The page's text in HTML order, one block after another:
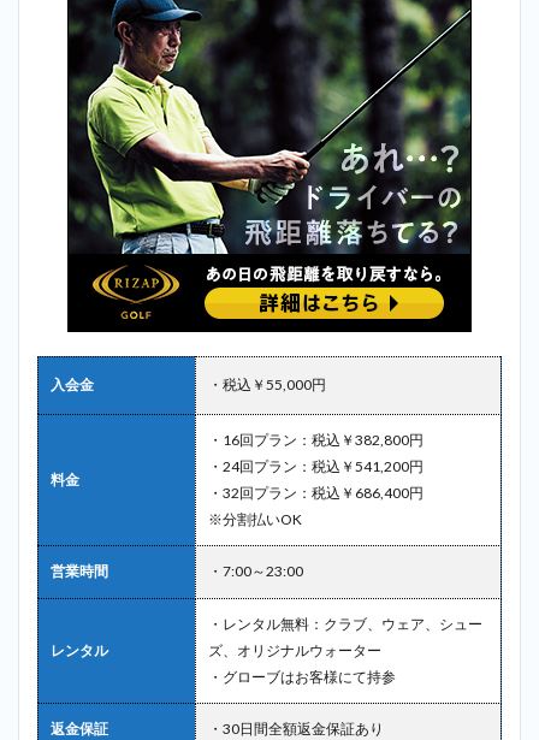
2.6
ップ
新馬
場
2.7
位：ゼン
ゴルフレ
ンジ
（ZEN
GOLF
RANGE）
＿新馬場
2.8
9位：
ゴル
フス
テー
ン新
宿＿
新馬
場
2.9
10
位：
ワイ
ズワ
入会金 ・税込￥55,000円
料金
・16回プラン：税込￥382,800円
・24回プラン：税込￥541,200円
・32回プラン：税込￥686,400円
※分割払いOK
営業時間 ・7:00～23:00
レンタル
・レンタル無料：クラブ、ウェア、シュー
ズ、オリジナルウォーター
・グローブはお客様にて持参
返金保証 ・30日間全額返金保証あり